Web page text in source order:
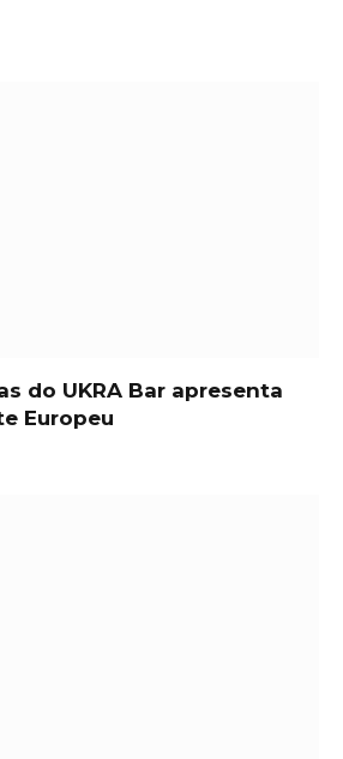
do UKRA Bar apresenta
Europeu